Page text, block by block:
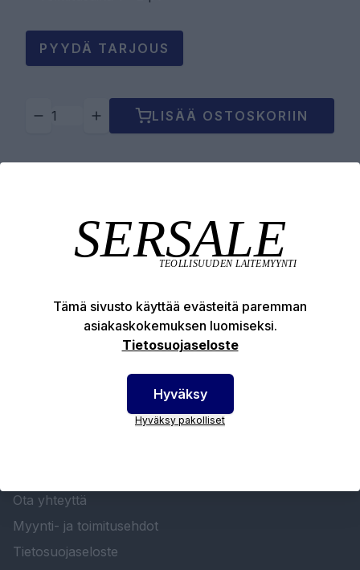
PYYDÄ TARJOUS
LISÄÄ OSTOSKORIIN
Tekniset edut
SERSALE OY MAALAUSLAITTEIDEN ERIKOISLIIKE
Ota yhteyttä
Myynti- ja toimitusehdot
Tietosuojaseloste
Tämä sivusto käyttää evästeitä paremman
asiakaskokemuksen luomiseksi.
Tietosuojaseloste
Hyväksy
Hyväksy pakolliset